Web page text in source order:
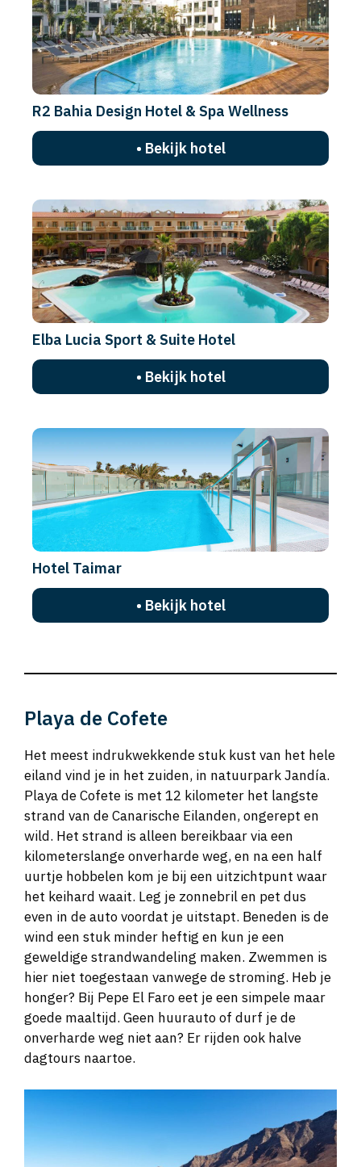
R2 Bahia Design Hotel & Spa Wellness
• Bekijk hotel
Elba Lucia Sport & Suite Hotel
• Bekijk hotel
Hotel Taimar
• Bekijk hotel
Playa de Cofete
Het meest indrukwekkende stuk kust van het hele
eiland vind je in het zuiden, in natuurpark Jandía.
Playa de Cofete is met 12 kilometer het langste
strand van de Canarische Eilanden, ongerept en
wild. Het strand is alleen bereikbaar via een
kilometerslange onverharde weg, en na een half
uurtje hobbelen kom je bij een uitzichtpunt waar
het keihard waait. Leg je zonnebril en pet dus
even in de auto voordat je uitstapt. Beneden is de
wind een stuk minder heftig en kun je een
geweldige strandwandeling maken. Zwemmen is
hier niet toegestaan vanwege de stroming. Heb je
honger? Bij Pepe El Faro eet je een simpele maar
goede maaltijd. Geen huurauto of durf je de
onverharde weg niet aan? Er rijden ook halve
dagtours naartoe.